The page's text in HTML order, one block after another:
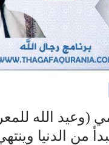
(وعيد الله
من الدنيا